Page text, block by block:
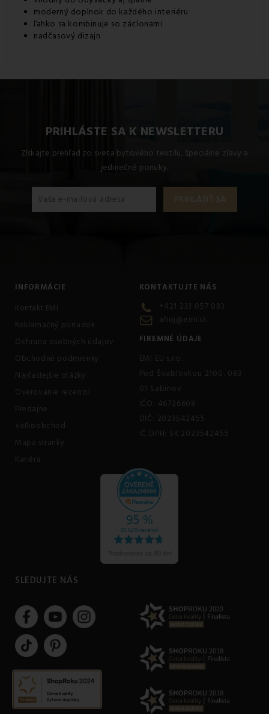
moderný doplnok do každého interiéru
ľahko sa kombinuje so záclonami
nadčasový dizajn
PRIHLÁSTE SA K NEWSLETTERU
Získajte prehľad zo sveta bytového textilu, špeciálne zľavy a
jedinečné ponuky.
INFORMÁCIE
Kontakt EMI
Reklamačný poriadok
Ochrana osobných údajov
Obchodné podmienky
Najčastejšie otázky
Overovanie recenzií
Predajne
Veľkoobchod
Mapa stránky
Kariéra
KONTAKTUJTE NÁS
+421 233 057 083
ahoj@emi.sk
FIREMNÉ ÚDAJE
EMI EU s.r.o.
Pod Švabľovkou 2100, 083
01 Sabinov
IČO: 46726608
DIČ: 2023542455
IČ DPH: SK 2023542455
SLEDUJTE NÁS